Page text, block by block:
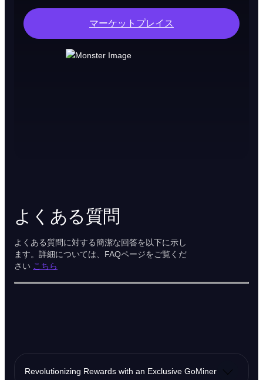
マーケットプレイス
よくある質問
よくある質問に対する簡潔な回答を以下に示し
ます。詳細については、FAQページをご覧くだ
さい こちら
Revolutionizing Rewards with an Exclusive GoMiner